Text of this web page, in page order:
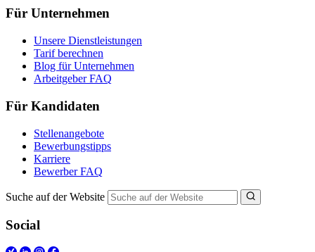
Für Unternehmen
Unsere Dienstleistungen
Tarif berechnen
Blog für Unternehmen
Arbeitgeber FAQ
Für Kandidaten
Stellenangebote
Bewerbungstipps
Karriere
Bewerber FAQ
Suche auf der Website
Social